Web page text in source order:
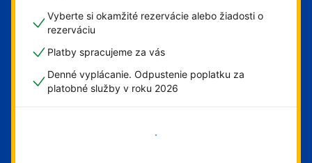
Vyberte si okamžité rezervácie alebo žiadosti o
rezerváciu
Platby spracujeme za vás
Denné vyplácanie. Odpustenie poplatku za
platobné služby v roku 2026